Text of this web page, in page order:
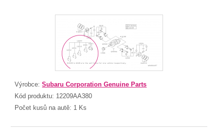
Výrobce:Subaru Corporation Genuine Parts
Kód produktu: 12209AA380
Počet kusů na autě: 1 Ks